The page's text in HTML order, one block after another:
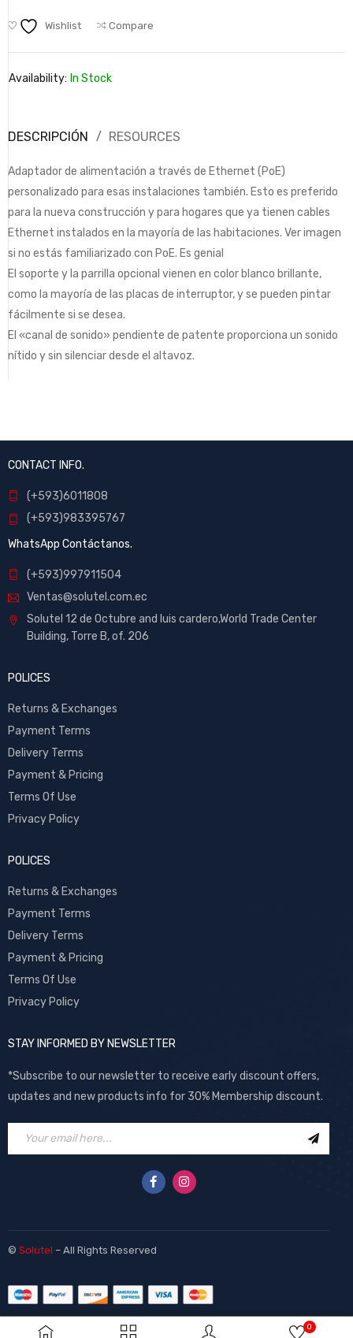
0
Wishlist Compare
Availability: In Stock
DESCRIPCIÓN RESOURCES
Adaptador de alimentación a través de Ethernet (PoE)
personalizado para esas instalaciones también. Esto es preferido
para la nueva construcción y para hogares que ya tienen cables
Ethernet instalados en la mayoría de las habitaciones. Ver imagen
si no estás familiarizado con PoE. Es genial
El soporte y la parrilla opcional vienen en color blanco brillante,
como la mayoría de las placas de interruptor, y se pueden pintar
fácilmente si se desea.
El «canal de sonido» pendiente de patente proporciona un sonido
nítido y sin silenciar desde el altavoz.
CONTACT INFO.
(+593)6011808
(+593)983395767
WhatsApp Contáctanos.
(+593)997911504
Ventas@solutel.com.ec
Solutel 12 de Octubre and luis cardero,World Trade Center
Building, Torre B, of. 206
POLICES
Returns & Exchanges
Payment Terms
Delivery Terms
Payment & Pricing
Terms Of Use
Privacy Policy
POLICES
Returns & Exchanges
Payment Terms
Delivery Terms
Payment & Pricing
Terms Of Use
Privacy Policy
STAY INFORMED BY NEWSLETTER
*Subscribe to our newsletter to receive early discount offers,
updates and new products info for 30% Membership discount.
© Solutel – All Rights Reserved